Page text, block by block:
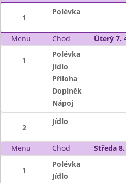
1
Polévka
Menu Chod Úterý 7.
1
Polévka
Jídlo
Příloha
Doplněk
Nápoj
2
Jídlo
Menu Chod Středa
1
Polévka
Jídlo